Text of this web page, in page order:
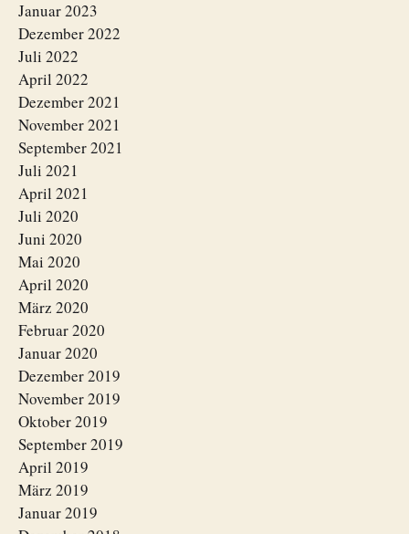
Januar 2023
Dezember 2022
Juli 2022
April 2022
Dezember 2021
November 2021
September 2021
Juli 2021
April 2021
Juli 2020
Juni 2020
Mai 2020
April 2020
März 2020
Februar 2020
Januar 2020
Dezember 2019
November 2019
Oktober 2019
September 2019
April 2019
März 2019
Januar 2019